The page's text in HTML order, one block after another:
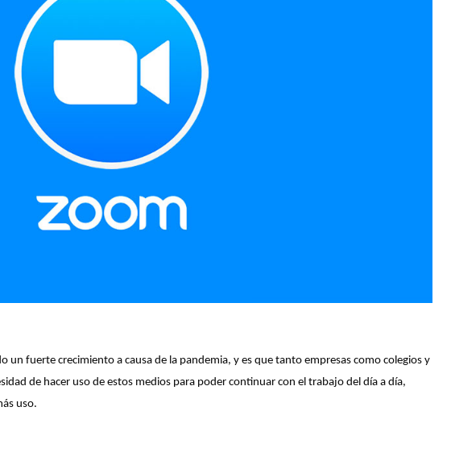
un fuerte crecimiento a causa de la pandemia, y es que tanto empresas como colegios y
de hacer uso de estos medios para poder continuar con el trabajo del día a día,
uso.